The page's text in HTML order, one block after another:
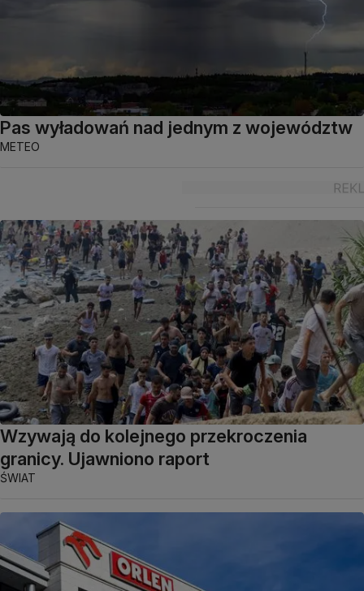
Pas wyładowań nad jednym z województw
METEO
Wzywają do kolejnego przekroczenia
granicy. Ujawniono raport
ŚWIAT